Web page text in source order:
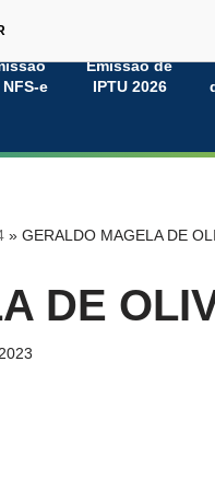
e
Emissão de
IPTU 2026
» GERALDO MAGELA DE
DE